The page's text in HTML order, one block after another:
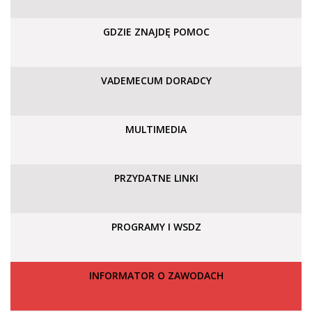
GDZIE ZNAJDĘ POMOC
VADEMECUM DORADCY
MULTIMEDIA
PRZYDATNE LINKI
PROGRAMY I WSDZ
INFORMATOR O ZAWODACH